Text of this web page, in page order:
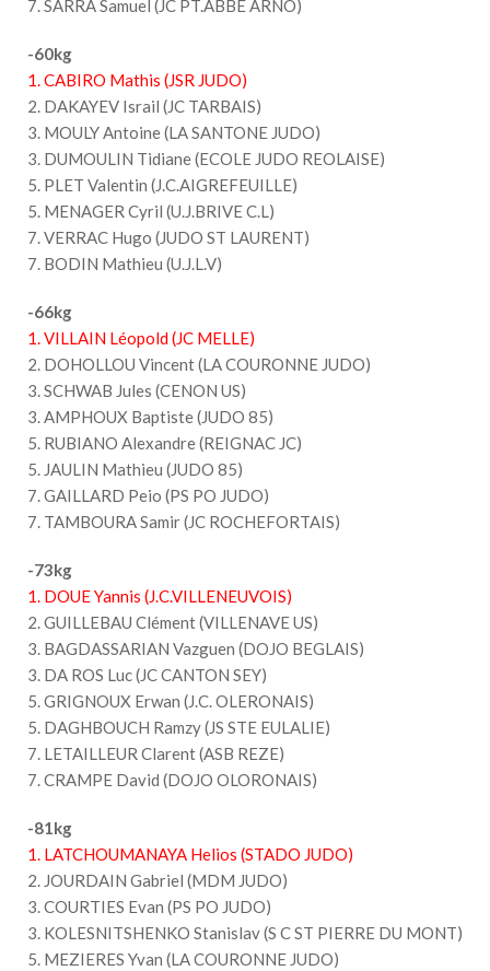
7. SARRA Samuel (JC PT.ABBE ARNO)
-60kg
1. CABIRO Mathis (JSR JUDO)
2. DAKAYEV Israil (JC TARBAIS)
3. MOULY Antoine (LA SANTONE JUDO)
3. DUMOULIN Tidiane (ECOLE JUDO REOLAISE)
5. PLET Valentin (J.C.AIGREFEUILLE)
5. MENAGER Cyril (U.J.BRIVE C.L)
7. VERRAC Hugo (JUDO ST LAURENT)
7. BODIN Mathieu (U.J.L.V)
-66kg
1. VILLAIN Léopold (JC MELLE)
2. DOHOLLOU Vincent (LA COURONNE JUDO)
3. SCHWAB Jules (CENON US)
3. AMPHOUX Baptiste (JUDO 85)
5. RUBIANO Alexandre (REIGNAC JC)
5. JAULIN Mathieu (JUDO 85)
7. GAILLARD Peio (PS PO JUDO)
7. TAMBOURA Samir (JC ROCHEFORTAIS)
-73kg
1. DOUE Yannis (J.C.VILLENEUVOIS)
2. GUILLEBAU Clément (VILLENAVE US)
3. BAGDASSARIAN Vazguen (DOJO BEGLAIS)
3. DA ROS Luc (JC CANTON SEY)
5. GRIGNOUX Erwan (J.C. OLERONAIS)
5. DAGHBOUCH Ramzy (JS STE EULALIE)
7. LETAILLEUR Clarent (ASB REZE)
7. CRAMPE David (DOJO OLORONAIS)
-81kg
1. LATCHOUMANAYA Helios (STADO JUDO)
2. JOURDAIN Gabriel (MDM JUDO)
3. COURTIES Evan (PS PO JUDO)
3. KOLESNITSHENKO Stanislav (S C ST PIERRE DU MONT)
5. MEZIERES Yvan (LA COURONNE JUDO)